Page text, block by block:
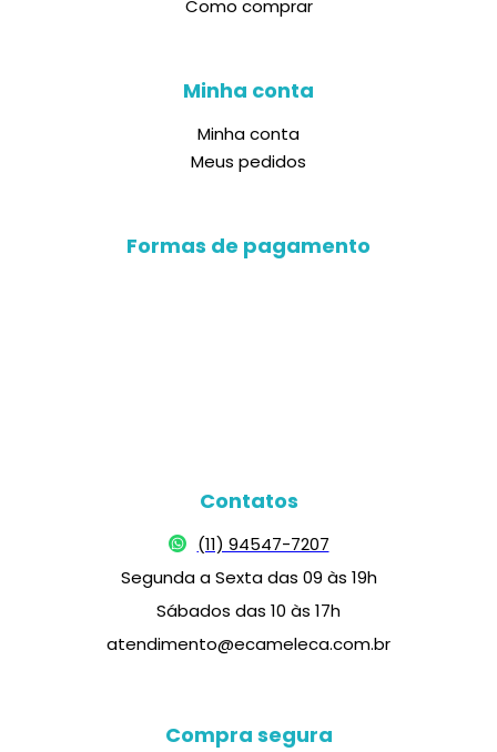
Como comprar
Minha conta
Minha conta
Meus pedidos
Formas de pagamento
Contatos
(11) 94547-7207
Segunda a Sexta das 09 às 19h
Sábados das 10 às 17h
atendimento@ecameleca.com.br
Compra segura